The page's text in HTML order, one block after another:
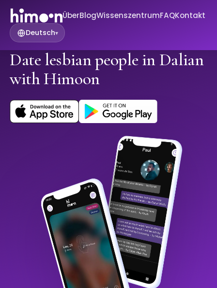
ÜberBlogWissenszentrumFAQKontakt
Deutsch▾
Date lesbian people in Dalian
with Himoon